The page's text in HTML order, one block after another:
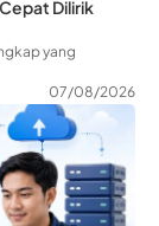
Dilirik
yang
07/08/2026